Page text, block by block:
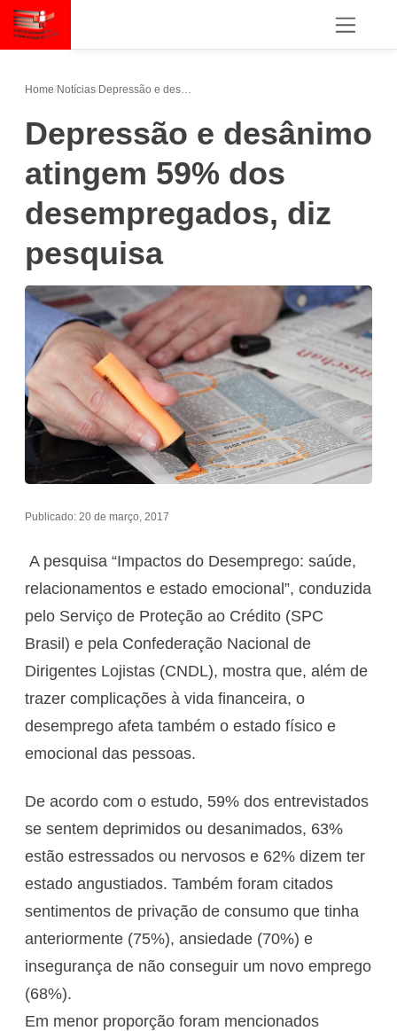
Home/Notícias/
Depressão e desânimo
atingem 59% dos
desempregados, diz
pesquisa
Publicado: 20 de março, 2017
A pesquisa “Impactos do Desemprego: saúde,
relacionamentos e estado emocional”, conduzida
pelo Serviço de Proteção ao Crédito (SPC
Brasil) e pela Confederação Nacional de
Dirigentes Lojistas (CNDL), mostra que, além de
trazer complicações à vida financeira, o
desemprego afeta também o estado físico e
emocional das pessoas.
De acordo com o estudo, 59% dos entrevistados
se sentem deprimidos ou desanimados, 63%
estão estressados ou nervosos e 62% dizem ter
estado angustiados. Também foram citados
sentimentos de privação de consumo que tinha
anteriormente (75%), ansiedade (70%) e
insegurança de não conseguir um novo emprego
(68%).
Em menor proporção foram mencionados